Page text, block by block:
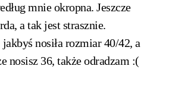
mnie okropna. Jeszcze
a tak jest strasznie.
nosiła rozmiar 40/42, a
nosisz 36, także odradzam :(